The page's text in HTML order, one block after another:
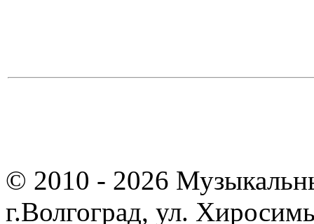
© 2010 - 2026
г.Волгоград, ул.